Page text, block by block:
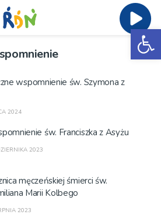
wspomnienie św. Szymona z
2024
św. Franciszka z Asyżu
2023
męczeńskiej śmierci św.
Marii Kolbego
2023